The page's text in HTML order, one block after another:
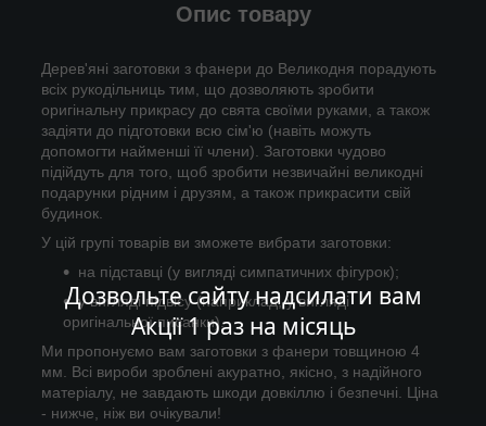
Дозвольте сайту надсилати вам
Акції 1 раз на місяць
Опис товару
Дерев'яні заготовки з фанери до Великодня порадують
всіх рукодільниць тим, що дозволяють зробити
оригінальну прикрасу до свята своїми руками, а також
задіяти до підготовки всю сім'ю (навіть можуть
допомогти найменші її члени). Заготовки чудово
підійдуть для того, щоб зробити незвичайні великодні
подарунки рідним і друзям, а також прикрасити свій
будинок.
У цій групі товарів ви зможете вибрати заготовки:
на підставці (у вигляді симпатичних фігурок);
у вигляді підвісу (наприклад, у вигляді
оригінальної писанки).
Ми пропонуємо вам заготовки з фанери товщиною 4
мм. Всі вироби зроблені акуратно, якісно, з надійного
матеріалу, не завдають шкоди довкіллю і безпечні. Ціна
- нижче, ніж ви очікували!